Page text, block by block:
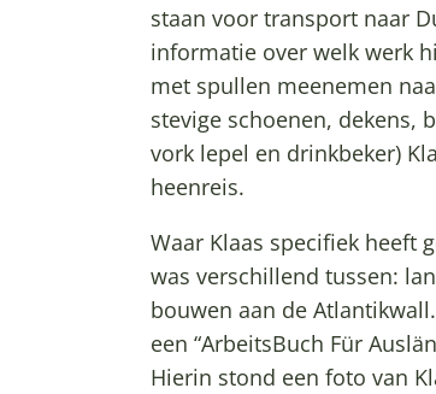
staan voor transport naar
informatie over welk werk
met spullen meenemen
stevige schoenen, dekens,
vork lepel en drinkbeker)
heenreis.
Waar Klaas specifiek heeft
was verschillend tussen:
bouwen aan de
een “ArbeitsBuch Für
Hierin stond een foto van